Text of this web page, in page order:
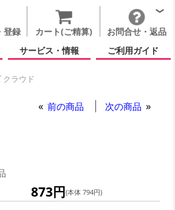
登録 カート(ご精算)
お問合せ・返品
サービス・情報 ご利用ガイド
クラウド
前の商品 次の商品
873円(本体 794円)